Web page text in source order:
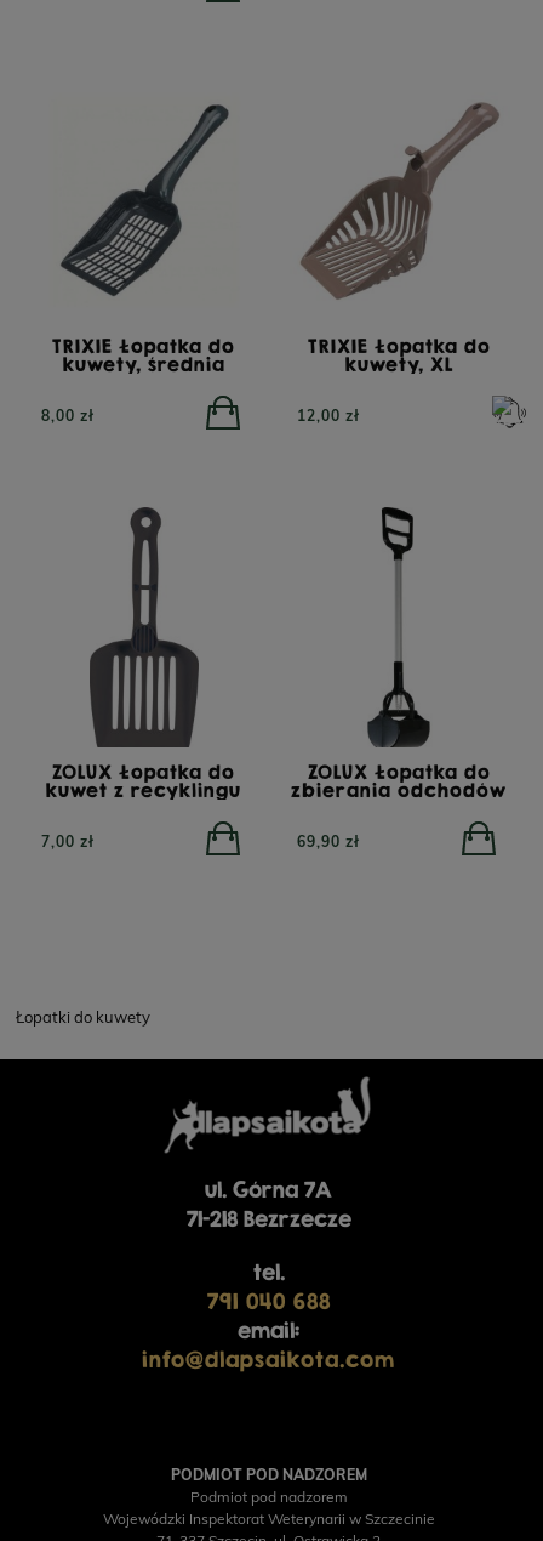
TRIBAL Fresh Pressed
karma dla dorosłych
psów, 12 kg
YORA Small Breed Mono
Insect Superfood, sucha
ras z insektami, 6kg
POWIADOM O
DOSTĘPNOŚCI
TRIXIE Łopatka do
kuwety, średnia
8,00 zł
TRIXIE Łopatka do
kuwety, XL
12,00 zł
ZOLUX Łopatka do
kuwet z recyklingu
7,00 zł
ZOLUX Łopatka do
zbierania odchodów
69,90 zł
Łopatki do kuwety
ul. Górna 7A
71-218 Bezrzecze
tel.
791 040 688
email:
info@dlapsaikota.com
PODMIOT POD NADZOREM
Podmiot pod nadzorem
Wojewódzki Inspektorat Weterynarii w Szczecinie